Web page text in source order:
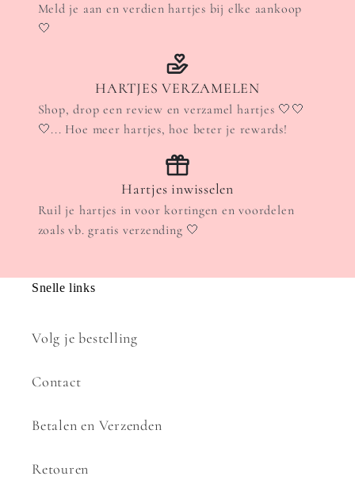
Meld je aan en verdien hartjes bij elke aankoop
🤍
HARTJES VERZAMELEN
Shop, drop een review en verzamel hartjes 🤍🤍
🤍... Hoe meer hartjes, hoe beter je rewards!
Hartjes inwisselen
Ruil je hartjes in voor kortingen en voordelen
zoals vb. gratis verzending 🤍
Snelle links
Volg je bestelling
Contact
Betalen en Verzenden
Retouren